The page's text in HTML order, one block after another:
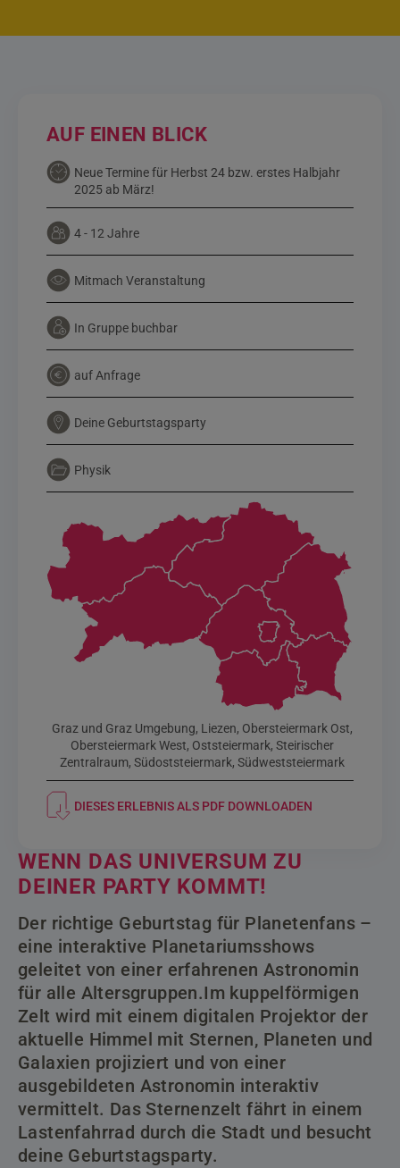
AUF EINEN BLICK
Neue Termine für Herbst 24 bzw. erstes Halbjahr
2025 ab März!
4 - 12 Jahre
Mitmach Veranstaltung
In Gruppe buchbar
auf Anfrage
Deine Geburtstagsparty
Physik
Graz und Graz Umgebung, Liezen, Obersteiermark Ost,
Obersteiermark West, Oststeiermark, Steirischer
Zentralraum, Südoststeiermark, Südweststeiermark
DIESES ERLEBNIS ALS PDF DOWNLOADEN
WENN DAS UNIVERSUM ZU
DEINER PARTY KOMMT!
Der richtige Geburtstag für Planetenfans –
eine interaktive Planetariumsshows
geleitet von einer erfahrenen Astronomin
für alle Altersgruppen.Im kuppelförmigen
Zelt wird mit einem digitalen Projektor der
aktuelle Himmel mit Sternen, Planeten und
Galaxien projiziert und von einer
ausgebildeten Astronomin interaktiv
vermittelt. Das Sternenzelt fährt in einem
Lastenfahrrad durch die Stadt und besucht
deine Geburtstagsparty.